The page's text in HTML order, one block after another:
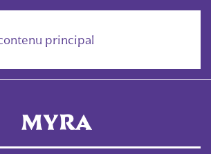
principal
MYRA